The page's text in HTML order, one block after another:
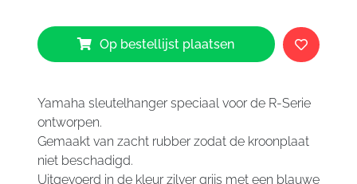
Op bestellijst plaatsen
Yamaha sleutelhanger speciaal voor de R-Serie
ontworpen.
Gemaakt van zacht rubber zodat de kroonplaat
niet beschadigd.
Uitgevoerd in de kleur zilver grijs met een blauwe